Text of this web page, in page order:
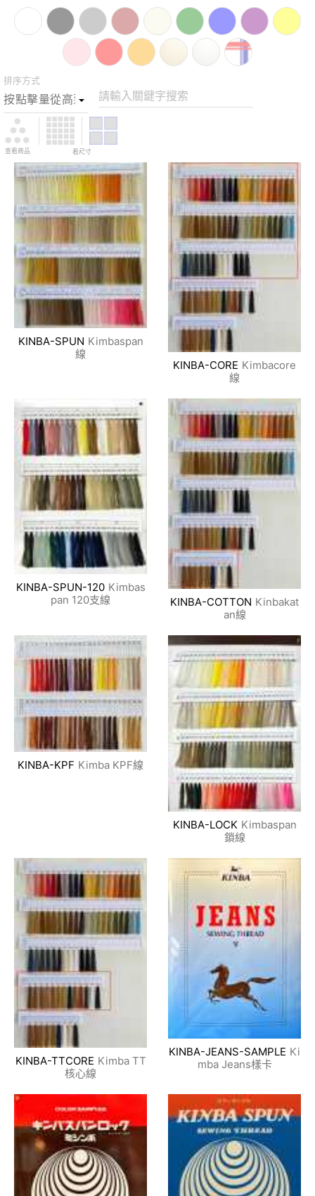
排序方式
請輸入關鍵字搜索
查看商品 看尺寸
KINBA-SPUN Kimbaspan
線
KINBA-CORE Kimbacore
線
KINBA-SPUN-120 Kimbas
pan 120支線
KINBA-COTTON Kinbakat
an線
KINBA-KPF Kimba KPF線
KINBA-LOCK Kimbaspan
鎖線
KINBA-TTCORE Kimba TT
核心線
KINBA-JEANS-SAMPLE Ki
mba Jeans樣卡